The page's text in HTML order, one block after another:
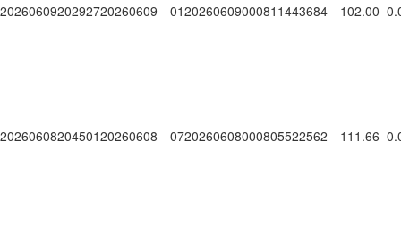
2026060920292720260609 0120260609000811443684- 102.00
2026060820450120260608 0720260608000805522562- 111.66